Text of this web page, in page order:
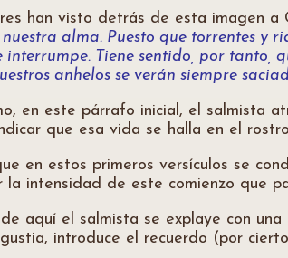
han visto detrás de esta imagen a
alma. Puesto que torrentes y
interrumpe. Tiene sentido, por
anhelos se verán siempre
en este párrafo inicial, el salmista
que esa vida se halla en el
en estos primeros versículos se
la intensidad de este comienzo que
aquí el salmista se explaye con
introduce el recuerdo (por